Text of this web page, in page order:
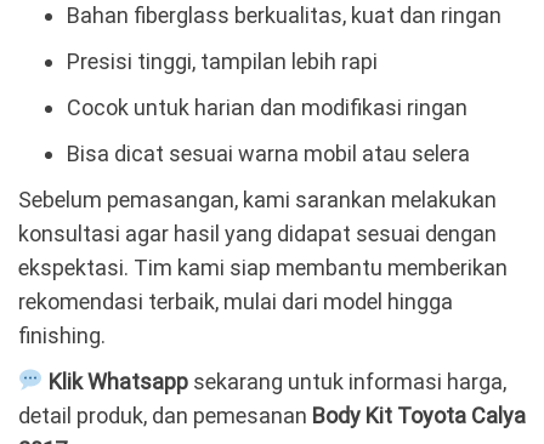
Bahan fiberglass berkualitas, kuat dan ringan
Presisi tinggi, tampilan lebih rapi
Cocok untuk harian dan modifikasi ringan
Bisa dicat sesuai warna mobil atau selera
Sebelum pemasangan, kami sarankan melakukan
konsultasi agar hasil yang didapat sesuai dengan
ekspektasi. Tim kami siap membantu memberikan
rekomendasi terbaik, mulai dari model hingga
finishing.
Klik Whatsappsekarang untuk informasi harga,
detail produk, dan pemesanan Body Kit Toyota Calya